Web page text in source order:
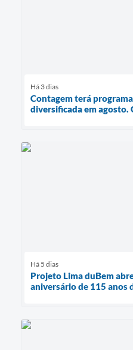
Há 3 dias
Contagem terá
diversificada em agosto.
Há 5 dias
Projeto Lima duBem
aniversário de 115 anos